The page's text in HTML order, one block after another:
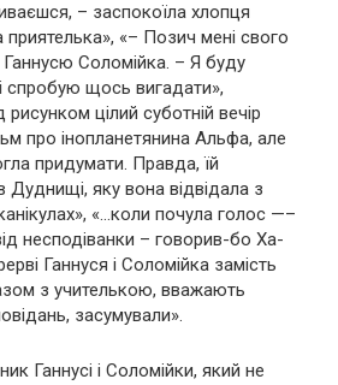
– заспокоїла хлопця
приятелька», «– Позич мені свого
Соломійка. – Я буду
спробую щось вигадати»,
цілий суботній вечір
про інопланетянина Альфа, але
придумати. Правда, їй
Дуднищі, яку вона відвідала з
«…коли почула голос —–
несподіванки – говорив-бо Ха-
Ганнуся і Соломійка замість
з учителькою, вважають
засумували».
Ганнусі і Соломійки, який не